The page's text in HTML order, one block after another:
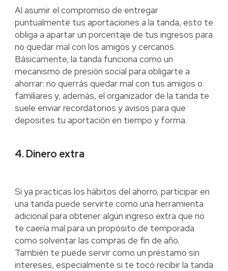
Al asumir el compromiso de entregar
puntualmente tus aportaciones a la tanda, esto te
obliga a apartar un porcentaje de tus ingresos para
no quedar mal con los amigos y cercanos.
Básicamente, la tanda funciona como un
mecanismo de presión social para obligarte a
ahorrar: no querrás quedar mal con tus amigos o
familiares y, además, el organizador de la tanda te
suele enviar recordatorios y avisos para que
deposites tu aportación en tiempo y forma.
4. Dinero extra
Si ya practicas los hábitos del ahorro, participar en
una tanda puede servirte como una herramienta
adicional para obtener algún ingreso extra que no
te caería mal para un propósito de temporada
como solventar las compras de fin de año.
También te puede servir como un préstamo sin
intereses, especialmente si te tocó recibir la tanda